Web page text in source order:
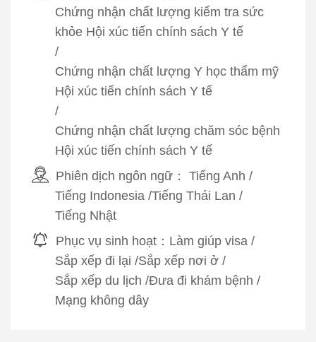
Chứng nhận chất lượng kiểm tra sức
khỏe Hội xúc tiến chính sách Y tế
/
Chứng nhận chất lượng Y học thẩm mỹ
Hội xúc tiến chính sách Y tế
/
Chứng nhận chất lượng chăm sóc bệnh
Hội xúc tiến chính sách Y tế
Phiên dịch ngôn ngữ： Tiếng Anh /
Tiếng Indonesia /Tiếng Thái Lan /
Tiếng Nhật
Phục vụ sinh hoạt： Làm giúp visa /
Sắp xếp đi lại /Sắp xếp nơi ở /
Sắp xếp du lịch /Đưa đi khám bệnh /
Mạng không dây